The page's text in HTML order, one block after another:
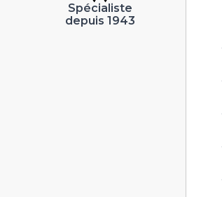
Spécialiste
depuis 1943